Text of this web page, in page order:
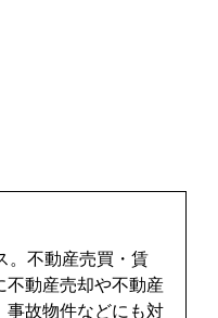
。不動産売買・賃
不動産売却や不動産
事故物件などにも対